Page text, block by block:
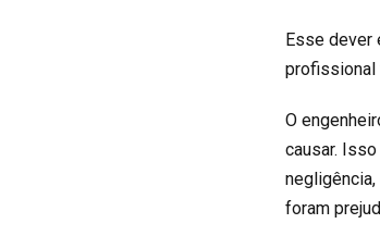
Esse dever
profissional
O
causar.
foram